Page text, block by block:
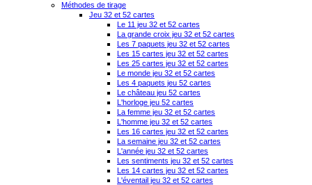
Méthodes de tirage
Jeu 32 et 52 cartes
Le 11 jeu 32 et 52 cartes
La grande croix jeu 32 et 52 cartes
Les 7 paquets jeu 32 et 52 cartes
Les 15 cartes jeu 32 et 52 cartes
Les 25 cartes jeu 32 et 52 cartes
Le monde jeu 32 et 52 cartes
Les 4 paquets jeu 52 cartes
Le château jeu 52 cartes
L'horloge jeu 52 cartes
La femme jeu 32 et 52 cartes
L'homme jeu 32 et 52 cartes
Les 16 cartes jeu 32 et 52 cartes
La semaine jeu 32 et 52 cartes
L'année jeu 32 et 52 cartes
Les sentiments jeu 32 et 52 cartes
Les 14 cartes jeu 32 et 52 cartes
L'éventail jeu 32 et 52 cartes